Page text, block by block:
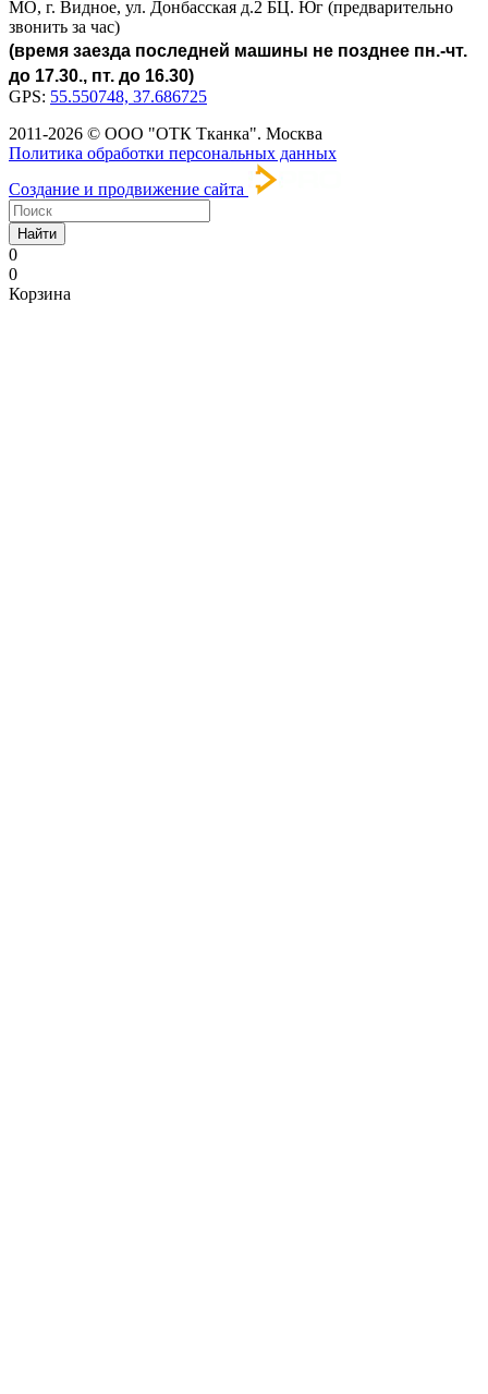
МО, г. Видное, ул. Донбасская д.2 БЦ. Юг (предварительно
звонить за час)
(время заезда последней машины не позднее пн.-чт.
до 17.30., пт. до 16.30)
GPS: 55.550748, 37.686725
2011-2026 © ООО "ОТК Тканка". Москва
Политика обработки персональных данных
Создание и продвижение сайта
Найти
0
0
Корзина